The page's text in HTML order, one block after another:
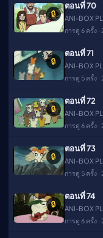
🔒
ตอนที่ 70
ANI-BOX
การดู 6 ครั้ง
🔒
ตอนที่ 71
ANI-BOX
การดู 5 ครั้ง
🔒
ตอนที่ 72
ANI-BOX
การดู 6 ครั้ง
🔒
ตอนที่ 73
ANI-BOX
การดู 5 ครั้ง
🔒
ตอนที่ 74
ANI-BOX
การดู 6 ครั้ง